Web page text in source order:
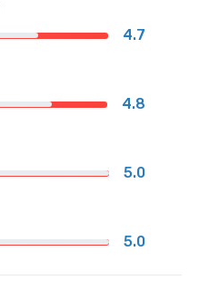
4.7
4.8
5.0
5.0